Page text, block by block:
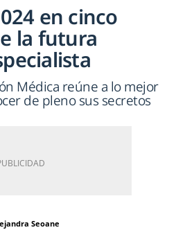
en cinco
la futura
Médica reúne a lo mejor
de pleno sus secretos
Seoane